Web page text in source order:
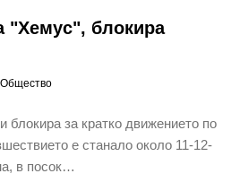
"Хемус", блокира
Общество
блокира за кратко движението по
е станало около 11-12-
в посок…